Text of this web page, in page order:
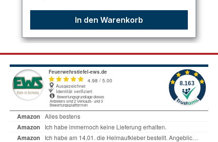
In den Warenkorb